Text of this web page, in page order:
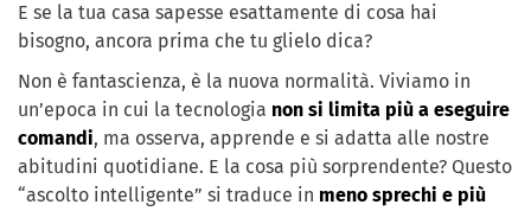
E se la tua casa sapesse esattamente di cosa hai
bisogno, ancora prima che tu glielo dica?
Non è fantascienza, è la nuova normalità. Viviamo in
un’epoca in cui la tecnologia non si limita più a eseguire
comandi, ma osserva, apprende e si adatta alle nostre
abitudini quotidiane. E la cosa più sorprendente? Questo
“ascolto intelligente” si traduce in meno sprechi e più